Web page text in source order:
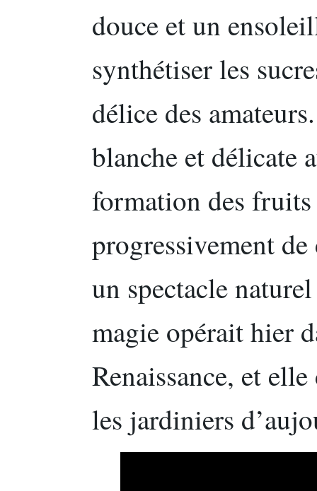
douce et un
synthétiser les
délice des
blanche et délicate
formation des
progressivement
un spectacle
magie opérait hier
Renaissance, et
les jardiniers